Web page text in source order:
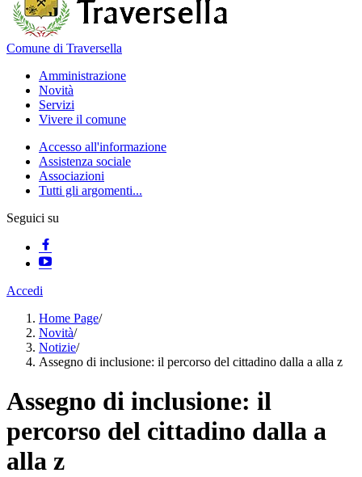
Comune di Traversella
Amministrazione
Novità
Servizi
Vivere il comune
Accesso all'informazione
Assistenza sociale
Associazioni
Tutti gli argomenti...
Seguici su
Accedi
Home Page/
Novità/
Notizie/
Assegno di inclusione: il percorso del cittadino dalla a alla z
Assegno di inclusione: il
percorso del cittadino dalla a
alla z